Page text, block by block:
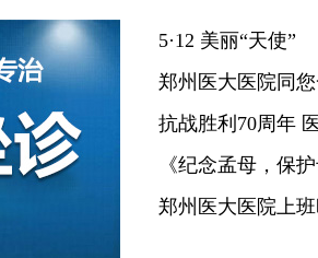
5·12 美丽“天使”
郑州医大医院同
抗战胜利70周年
《纪念孟母，保
郑州医大医院上班